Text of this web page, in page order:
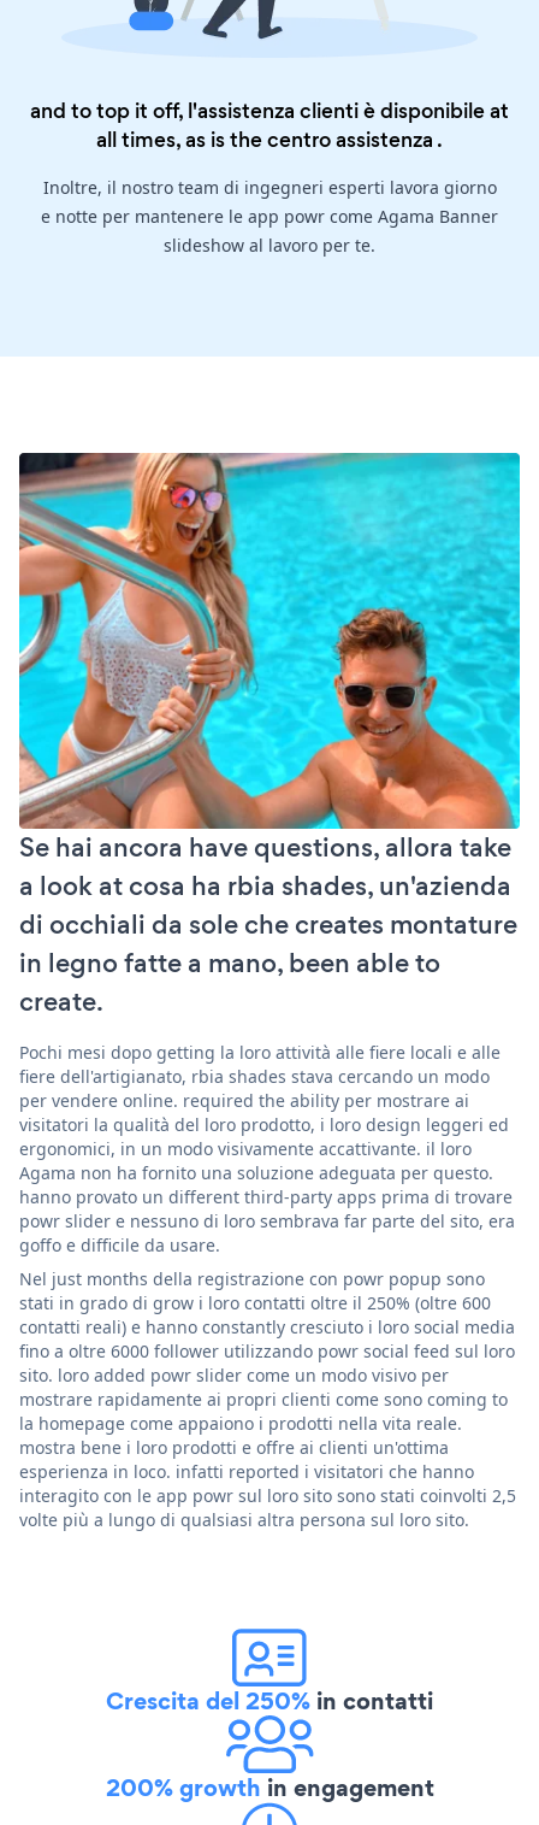
and to top it off, l'assistenza clienti è disponibile at
all times, as is thecentro assistenza .
Inoltre, il nostro team di ingegneri esperti lavora giorno
e notte per mantenere le app powr come Agama Banner
slideshow al lavoro per te.
Se hai ancora have questions, allora take
a look at cosa ha rbia shades, un'azienda
di occhiali da sole che creates montature
in legno fatte a mano, been able to
create.
Pochi mesi dopo getting la loro attività alle fiere locali e alle
fiere dell'artigianato, rbia shades stava cercando un modo
per vendere online. required the ability per mostrare ai
visitatori la qualità del loro prodotto, i loro design leggeri ed
ergonomici, in un modo visivamente accattivante. il loro
Agama non ha fornito una soluzione adeguata per questo.
hanno provato un different third-party apps prima di trovare
powr slider e nessuno di loro sembrava far parte del sito, era
goffo e difficile da usare.
Nel just months della registrazione con powr popup sono
stati in grado di grow i loro contatti oltre il 250% (oltre 600
contatti reali) e hanno constantly cresciuto i loro social media
fino a oltre 6000 follower utilizzando powr social feed sul loro
sito. loro added powr slider come un modo visivo per
mostrare rapidamente ai propri clienti come sono coming to
la homepage come appaiono i prodotti nella vita reale.
mostra bene i loro prodotti e offre ai clienti un'ottima
esperienza in loco. infatti reported i visitatori che hanno
interagito con le app powr sul loro sito sono stati coinvolti 2,5
volte più a lungo di qualsiasi altra persona sul loro sito.
Crescita del 250% in contatti
200% growth in engagement